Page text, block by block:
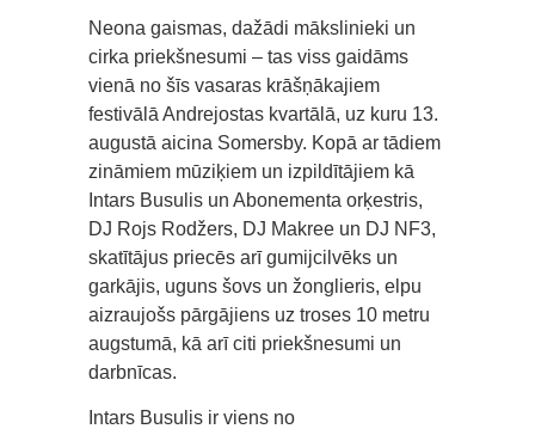
Neona gaismas, dažādi mākslinieki un
cirka priekšnesumi – tas viss gaidāms
vienā no šīs vasaras krāšņākajiem
festivālā Andrejostas kvartālā, uz kuru 13.
augustā aicina Somersby. Kopā ar tādiem
zināmiem mūziķiem un izpildītājiem kā
Intars Busulis un Abonementa orķestris,
DJ Rojs Rodžers, DJ Makree un DJ NF3,
skatītājus priecēs arī gumijcilvēks un
garkājis, uguns šovs un žonglieris, elpu
aizraujošs pārgājiens uz troses 10 metru
augstumā, kā arī citi priekšnesumi un
darbnīcas.
Intars Busulis ir viens no